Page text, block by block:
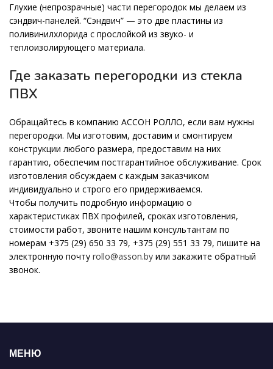
Глухие (непрозрачные) части перегородок мы делаем из
сэндвич-панелей. “Сэндвич” — это две пластины из
поливинилхлорида с прослойкой из звуко- и
теплоизолирующего материала.
Где заказать перегородки из стекла
ПВХ
Обращайтесь в компанию АССОН РОЛЛО, если вам нужны
перегородки. Мы изготовим, доставим и смонтируем
конструкции любого размера, предоставим на них
гарантию, обеспечим постгарантийное обслуживание. Срок
изготовления обсуждаем с каждым заказчиком
индивидуально и строго его придерживаемся.
Чтобы получить подробную информацию о
характеристиках ПВХ профилей, сроках изготовления,
стоимости работ, звоните нашим консультантам по
номерам +375 (29) 650 33 79, +375 (29) 551 33 79, пишите на
электронную почту rollo@asson.by или закажите обратный
звонок.
МЕНЮ